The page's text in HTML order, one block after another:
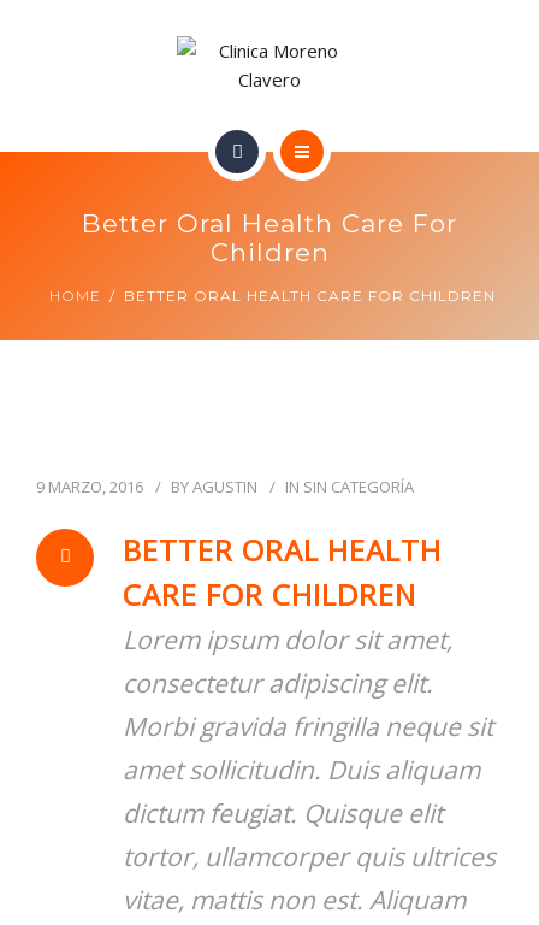
TRATAMIENTOS
Better Oral Health Care For
Children
HOME BETTER ORAL HEALTH CARE FOR CHILDREN
9 MARZO, 2016 BYAGUSTIN IN SIN CATEGORÍA
BETTER ORAL HEALTH
CARE FOR CHILDREN
Lorem ipsum dolor sit amet,
consectetur adipiscing elit.
Morbi gravida fringilla neque sit
amet sollicitudin. Duis aliquam
dictum feugiat. Quisque elit
tortor, ullamcorper quis ultrices
vitae, mattis non est. Aliquam